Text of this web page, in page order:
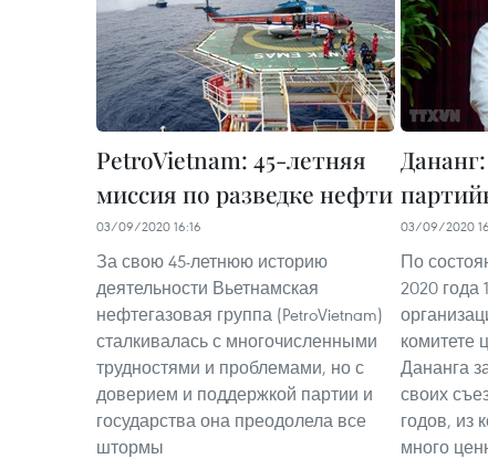
PetroVietnam: 45-летняя
миссия по разведке нефти
03/09/2020 16:16
За свою 45-летнюю историю
деятельности Вьетнамская
нефтегазовая группа (PetroVietnam)
сталкивалась с многочисленными
трудностями и проблемами, но с
доверием и поддержкой партии и
государства она преодолела все
штормы
03/09/2020
По
2020 года
комитете
Дананга
своих
годов, из
много